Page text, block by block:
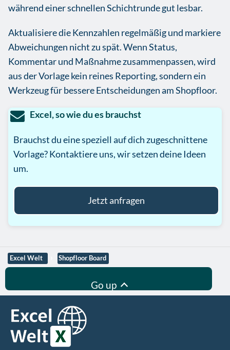
während einer schnellen Schichtrunde gut lesbar.
Aktualisiere die Kennzahlen regelmäßig und markiere
Abweichungen nicht zu spät. Wenn Status,
Kommentar und Maßnahme zusammenpassen, wird
aus der Vorlage kein reines Reporting, sondern ein
Werkzeug für bessere Entscheidungen am Shopfloor.
Excel, so wie du es brauchst
Brauchst du eine speziell auf dich zugeschnittene
Vorlage? Kontaktiere uns, wir setzen deine Ideen
um.
Jetzt anfragen
Excel Welt Shopfloor Board
Go up